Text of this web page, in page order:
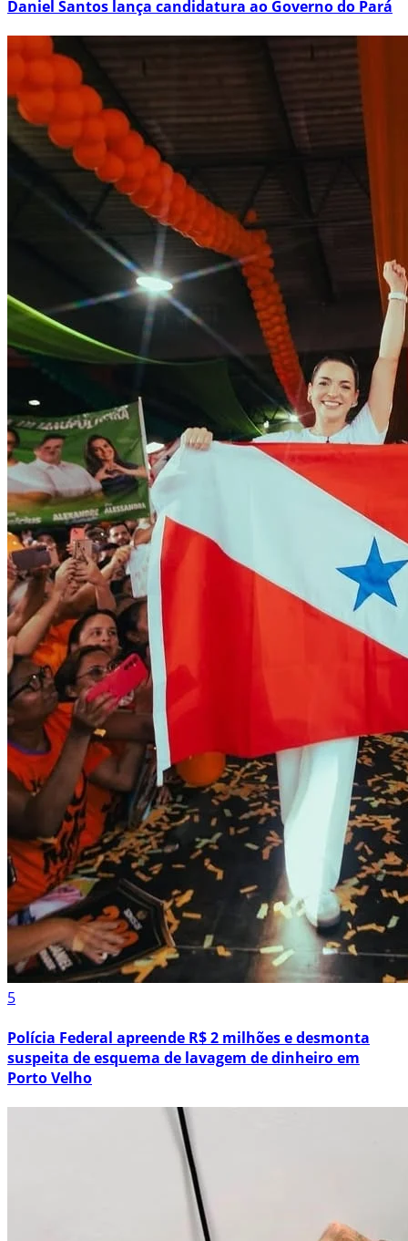
Daniel Santos lança candidatura ao Governo do Pará
5
Polícia Federal apreende R$ 2 milhões e desmonta
suspeita de esquema de lavagem de dinheiro em
Porto Velho